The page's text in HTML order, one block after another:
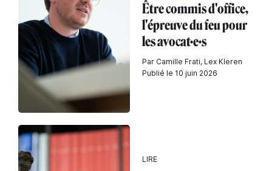
Être commis d'office,
l'épreuve du feu pour
les avocat·e·s
Par Camille Frati, Lex Kleren
Publié le 10 juin 2026
LIRE